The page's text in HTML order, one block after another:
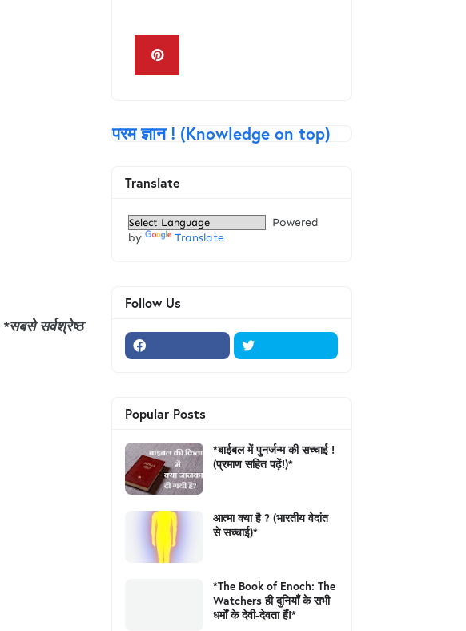
*सबसे सर्वश्रेष्ठ
परम ज्ञान ! (Knowledge on top)
Translate
Powered
by
Translate
Follow Us
Popular Posts
*बाईबल में पुनर्जन्म की सच्चाई !
(प्रमाण सहित पढ़ें!)*
आत्मा क्या है ? (भारतीय वेदांत
से सच्चाई)*
*The Book of Enoch: The
Watchers ही दुनियाँ के सभी
धर्मों के देवी-देवता हैं!*